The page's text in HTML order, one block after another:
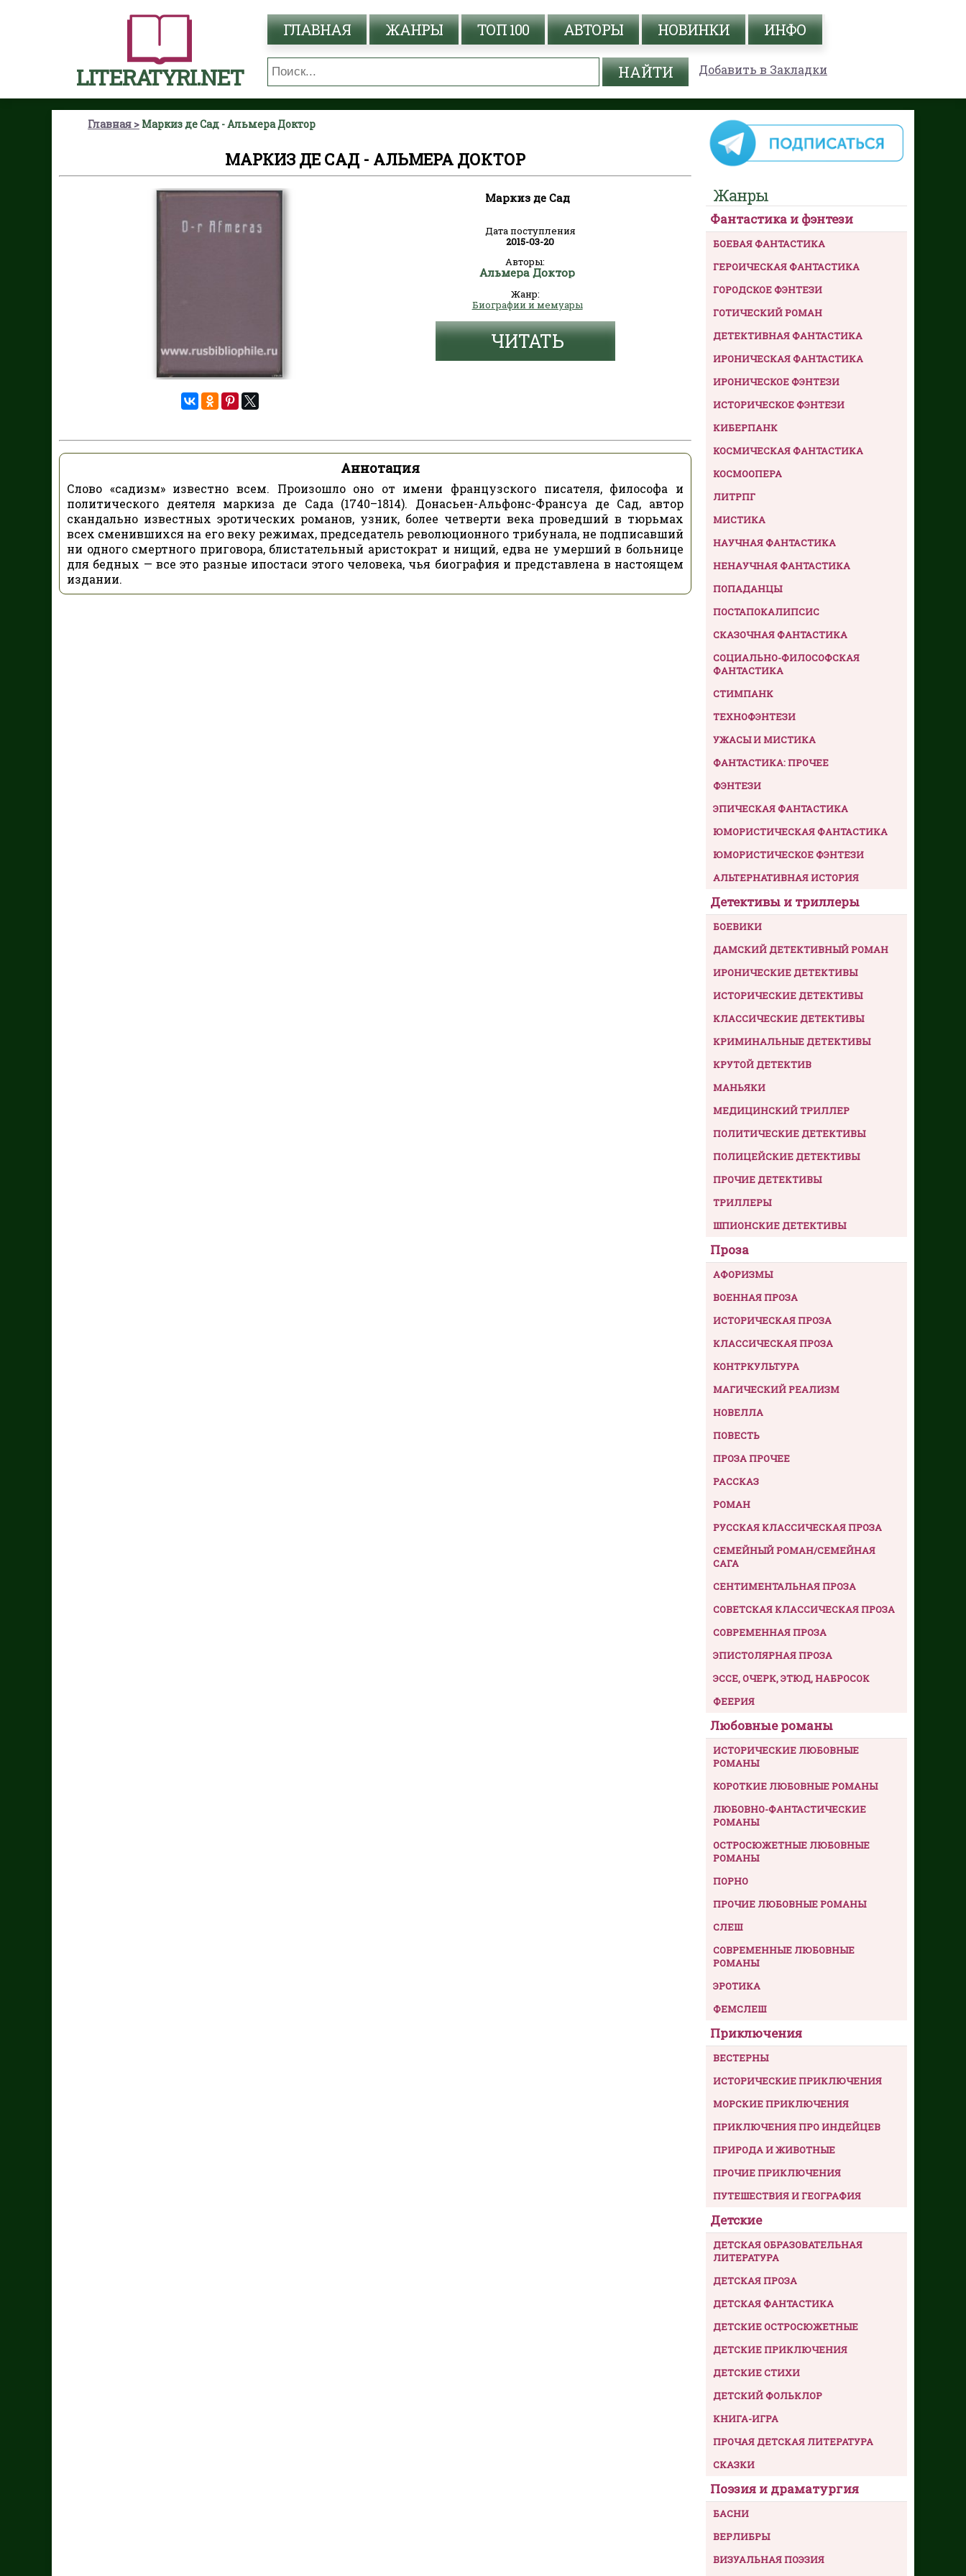
LITERATYRI.NET
ГЛАВНАЯ ЖАНРЫ ТОП 100 АВТОРЫ НОВИНКИ ИНФО
Добавить в Закладки
Главная Маркиз де Сад - Альмера Доктор
МАРКИЗ ДЕ САД - АЛЬМЕРА ДОКТОР
Маркиз де Сад
Дата поступления
2015-03-20
Авторы:
Альмера Доктор
Жанр:
Биографии и мемуары
ЧИТАТЬ
Аннотация
Слово «садизм» известно всем. Произошло оно от имени французского писателя, философа и
политического деятеля маркиза де Сада (1740–1814). Донасьен-Альфонс-Франсуа де Сад, автор
скандально известных эротических романов, узник, более четверти века проведший в тюрьмах
всех сменившихся на его веку режимах, председатель революционного трибунала, не подписавший
ни одного смертного приговора, блистательный аристократ и нищий, едва не умерший в больнице
для бедных — все это разные ипостаси этого человека, чья биография и представлена в настоящем
издании.
Жанры
Фантастика и фэнтези
БОЕВАЯ ФАНТАСТИКА
ГЕРОИЧЕСКАЯ ФАНТАСТИКА
ГОРОДСКОЕ ФЭНТЕЗИ
ГОТИЧЕСКИЙ РОМАН
ДЕТЕКТИВНАЯ ФАНТАСТИКА
ИРОНИЧЕСКАЯ ФАНТАСТИКА
ИРОНИЧЕСКОЕ ФЭНТЕЗИ
ИСТОРИЧЕСКОЕ ФЭНТЕЗИ
КИБЕРПАНК
КОСМИЧЕСКАЯ ФАНТАСТИКА
КОСМООПЕРА
ЛИТРПГ
МИСТИКА
НАУЧНАЯ ФАНТАСТИКА
НЕНАУЧНАЯ ФАНТАСТИКА
ПОПАДАНЦЫ
ПОСТАПОКАЛИПСИС
СКАЗОЧНАЯ ФАНТАСТИКА
СОЦИАЛЬНО-ФИЛОСОФСКАЯ
ФАНТАСТИКА
СТИМПАНК
ТЕХНОФЭНТЕЗИ
УЖАСЫ И МИСТИКА
ФАНТАСТИКА: ПРОЧЕЕ
ФЭНТЕЗИ
ЭПИЧЕСКАЯ ФАНТАСТИКА
ЮМОРИСТИЧЕСКАЯ ФАНТАСТИКА
ЮМОРИСТИЧЕСКОЕ ФЭНТЕЗИ
АЛЬТЕРНАТИВНАЯ ИСТОРИЯ
Детективы и триллеры
БОЕВИКИ
ДАМСКИЙ ДЕТЕКТИВНЫЙ РОМАН
ИРОНИЧЕСКИЕ ДЕТЕКТИВЫ
ИСТОРИЧЕСКИЕ ДЕТЕКТИВЫ
КЛАССИЧЕСКИЕ ДЕТЕКТИВЫ
КРИМИНАЛЬНЫЕ ДЕТЕКТИВЫ
КРУТОЙ ДЕТЕКТИВ
МАНЬЯКИ
МЕДИЦИНСКИЙ ТРИЛЛЕР
ПОЛИТИЧЕСКИЕ ДЕТЕКТИВЫ
ПОЛИЦЕЙСКИЕ ДЕТЕКТИВЫ
ПРОЧИЕ ДЕТЕКТИВЫ
ТРИЛЛЕРЫ
ШПИОНСКИЕ ДЕТЕКТИВЫ
Проза
АФОРИЗМЫ
ВОЕННАЯ ПРОЗА
ИСТОРИЧЕСКАЯ ПРОЗА
КЛАССИЧЕСКАЯ ПРОЗА
КОНТРКУЛЬТУРА
МАГИЧЕСКИЙ РЕАЛИЗМ
НОВЕЛЛА
ПОВЕСТЬ
ПРОЗА ПРОЧЕЕ
РАССКАЗ
РОМАН
РУССКАЯ КЛАССИЧЕСКАЯ ПРОЗА
СЕМЕЙНЫЙ РОМАН/СЕМЕЙНАЯ
САГА
СЕНТИМЕНТАЛЬНАЯ ПРОЗА
СОВЕТСКАЯ КЛАССИЧЕСКАЯ ПРОЗА
СОВРЕМЕННАЯ ПРОЗА
ЭПИСТОЛЯРНАЯ ПРОЗА
ЭССЕ, ОЧЕРК, ЭТЮД, НАБРОСОК
ФЕЕРИЯ
Любовные романы
ИСТОРИЧЕСКИЕ ЛЮБОВНЫЕ
РОМАНЫ
КОРОТКИЕ ЛЮБОВНЫЕ РОМАНЫ
ЛЮБОВНО-ФАНТАСТИЧЕСКИЕ
РОМАНЫ
ОСТРОСЮЖЕТНЫЕ ЛЮБОВНЫЕ
РОМАНЫ
ПОРНО
ПРОЧИЕ ЛЮБОВНЫЕ РОМАНЫ
СЛЕШ
СОВРЕМЕННЫЕ ЛЮБОВНЫЕ
РОМАНЫ
ЭРОТИКА
ФЕМСЛЕШ
Приключения
ВЕСТЕРНЫ
ИСТОРИЧЕСКИЕ ПРИКЛЮЧЕНИЯ
МОРСКИЕ ПРИКЛЮЧЕНИЯ
ПРИКЛЮЧЕНИЯ ПРО ИНДЕЙЦЕВ
ПРИРОДА И ЖИВОТНЫЕ
ПРОЧИЕ ПРИКЛЮЧЕНИЯ
ПУТЕШЕСТВИЯ И ГЕОГРАФИЯ
Детские
ДЕТСКАЯ ОБРАЗОВАТЕЛЬНАЯ
ЛИТЕРАТУРА
ДЕТСКАЯ ПРОЗА
ДЕТСКАЯ ФАНТАСТИКА
ДЕТСКИЕ ОСТРОСЮЖЕТНЫЕ
ДЕТСКИЕ ПРИКЛЮЧЕНИЯ
ДЕТСКИЕ СТИХИ
ДЕТСКИЙ ФОЛЬКЛОР
КНИГА-ИГРА
ПРОЧАЯ ДЕТСКАЯ ЛИТЕРАТУРА
СКАЗКИ
Поэзия и драматургия
БАСНИ
ВЕРЛИБРЫ
ВИЗУАЛЬНАЯ ПОЭЗИЯ